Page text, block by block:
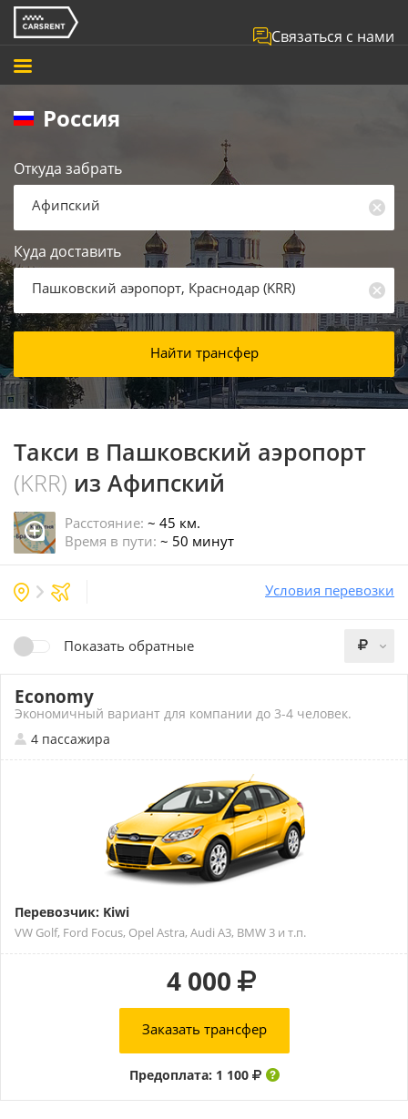
Связаться с нами
Россия
Откуда забрать
Афипский
Куда доставить
Пашковский аэропорт, Краснодар (KRR)
Найти трансфер
Такси в Пашковский аэропорт
(KRR) из Афипский
Расстояние: ~ 45 км.
Время в пути: ~ 50 минут
Показать обратные
Условия перевозки
Economy
Экономичный вариант для компании до 3-4 человек.
4 пассажира
Перевозчик: Kiwi
VW Golf, Ford Focus, Opel Astra, Audi A3, BMW 3 и т.п.
4 000
Заказать трансфер
Предоплата: 1 100